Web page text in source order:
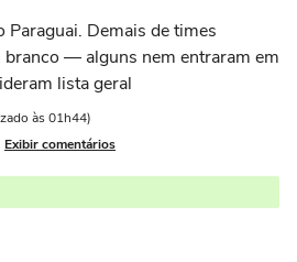
Paraguai. Demais de times
branco — alguns nem entraram em
lista geral
às 01h44)
Exibir comentários